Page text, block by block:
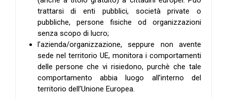
trattarsi di enti pubblici, società private o
pubbliche, persone fisiche od organizzazioni
senza scopo di lucro;
l’azienda/organizzazione, seppure non avente
sede nel territorio UE, monitora i comportamenti
delle persone che vi risiedono, purchè che tale
comportamento abbia luogo all’interno del
territorio dell’Unione Europea.